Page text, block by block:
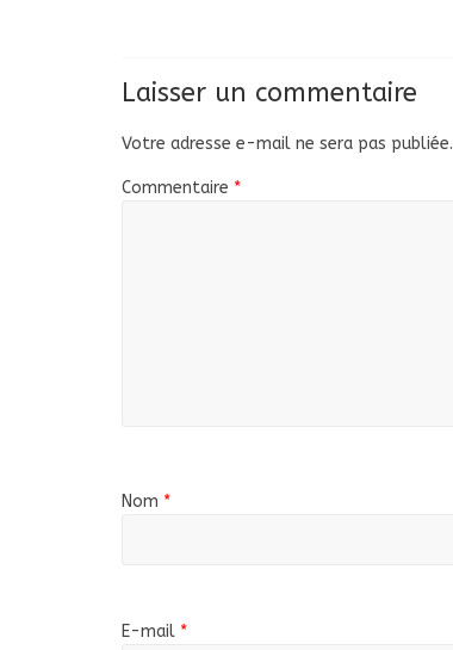
Laisser un commentaire
Votre adresse e-mail ne sera pas publiée.
Commentaire *
Nom *
E-mail *